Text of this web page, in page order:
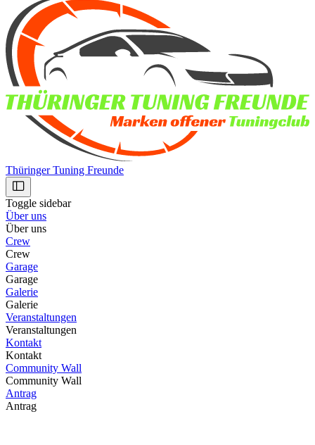
Thüringer Tuning Freunde
Toggle sidebar
Über uns
Über uns
Crew
Crew
Garage
Garage
Galerie
Galerie
Veranstaltungen
Veranstaltungen
Kontakt
Kontakt
Community Wall
Community Wall
Antrag
Antrag